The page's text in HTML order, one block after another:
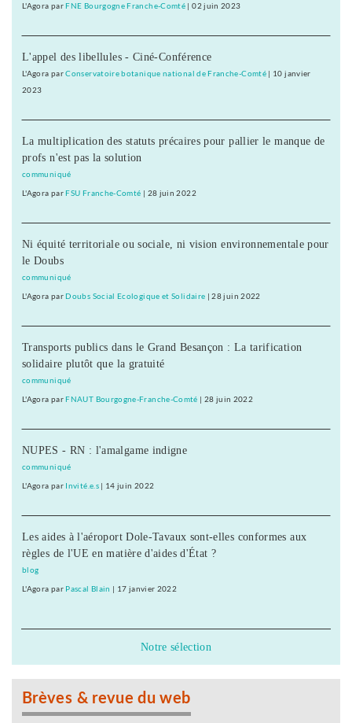
L'Agora parFNE Bourgogne Franche-Comté |02 juin 2023
L'appel des libellules - Ciné-Conférence
L'Agora parConservatoire botanique national de Franche-Comté| 10 janvier
2023
La multiplication des statuts précaires pour pallier le manque de
profs n'est pas la solution
communiqué
L'Agora parFSU Franche-Comté | 28 juin 2022
Ni équité territoriale ou sociale, ni vision environnementale pour
le Doubs
communiqué
L'Agora parDoubs Social Ecologique et Solidaire |28 juin 2022
Transports publics dans le Grand Besançon : La tarification
solidaire plutôt que la gratuité
communiqué
L'Agora parFNAUT Bourgogne-Franche-Comté | 28 juin 2022
NUPES - RN : l'amalgame indigne
communiqué
L'Agora par Invité.e.s| 14 juin 2022
Les aides à l'aéroport Dole-Tavaux sont-elles conformes aux
règles de l'UE en matière d'aides d'État ?
blog
L'Agora par Pascal Blain | 17 janvier 2022
Notre sélection
Brèves & revue du web